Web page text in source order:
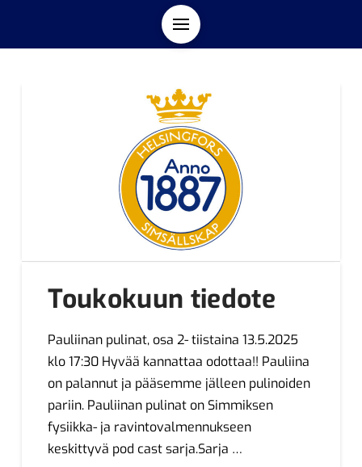
Toukokuun tiedote
Pauliinan pulinat, osa 2- tiistaina 13.5.2025
klo 17:30 Hyvää kannattaa odottaa!! Pauliina
on palannut ja pääsemme jälleen pulinoiden
pariin. Pauliinan pulinat on Simmiksen
fysiikka- ja ravintovalmennukseen
keskittyvä pod cast sarja.Sarja …